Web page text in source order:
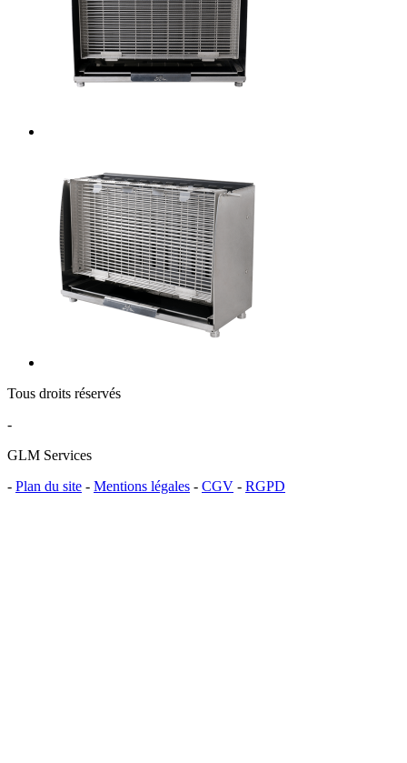
Tous droits réservés
-
GLM Services
- Plan du site - Mentions légales - CGV - RGPD